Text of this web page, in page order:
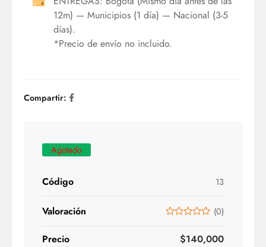
12m) — Municipios (1 día) — Nacional (3-5
días).
*Precio de envío no incluido.
Compartir:
Agotado
Código 13
Valoración (0)
Precio $140,000